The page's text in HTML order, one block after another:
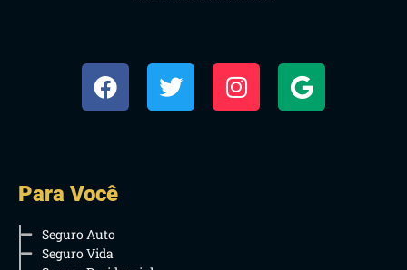
Para Você
Seguro Auto
Seguro Vida